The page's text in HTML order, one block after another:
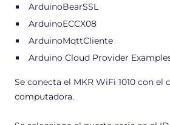
ArduinoBearSSL
ArduinoECCX08
ArduinoMqttCliente
Arduino Cloud Provider
Se conecta el MKR WiFi 1010 con el
computadora.